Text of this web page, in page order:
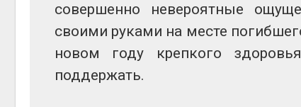
совершенно невероятные
своими руками на месте
новом году крепкого
поддержать.